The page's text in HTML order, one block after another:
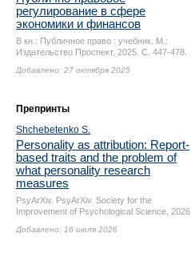
регулирование в сфере
экономики и финансов
В кн.: Публичное право : учебник. М.:
Издательство Проспект, 2025. С. 447-478.
Добавлено: 27 октября 2025
Препринты
Shchebetenko S.
Personality as attribution: Report-
based traits and the problem of
what personality research
measures
PsyArXiv. PsyArXiv. Society for the
Improvement of Psychological Science, 2026
Добавлено: 16 июля 2026